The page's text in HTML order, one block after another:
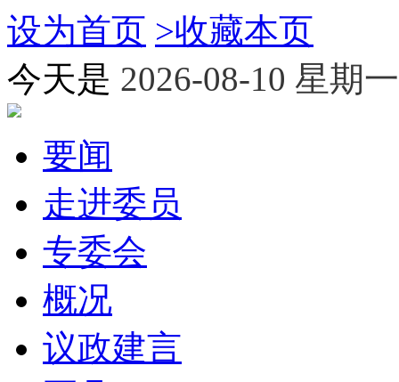
设为首页 >收藏本页
今天是 2026-08-10 星期一
要闻
走进委员
专委会
概况
议政建言